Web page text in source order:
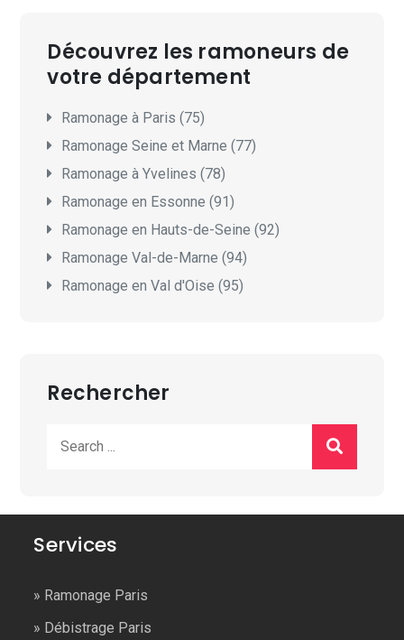
Découvrez les ramoneurs de
votre département
Ramonage à Paris (75)
Ramonage Seine et Marne (77)
Ramonage à Yvelines (78)
Ramonage en Essonne (91)
Ramonage en Hauts-de-Seine (92)
Ramonage Val-de-Marne (94)
Ramonage en Val d'Oise (95)
Rechercher
for:
Services
» Ramonage Paris
» Débistrage Paris